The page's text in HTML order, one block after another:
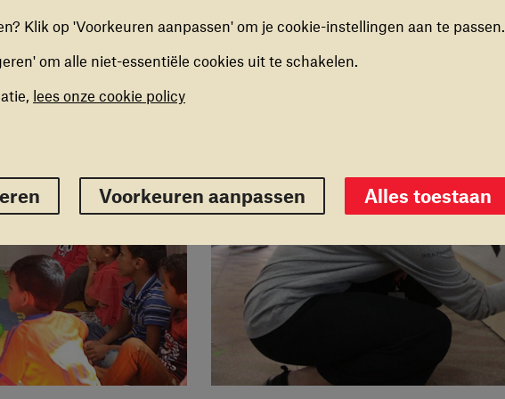
met een aantal vaders.
COOKIES
stellen ons in staat om een op maat gemaakte inhoud
op basis van surfgedrag binnen de website. Deze
Voorkeuren opslaan Alles toestaan
Klik op 'Voorkeuren aanpassen' om je cookie-instellingen aan te passen.
om alle niet-essentiële cookies uit te schakelen.
lees onze cookie policy
Voorkeuren aanpassen Alles toestaan